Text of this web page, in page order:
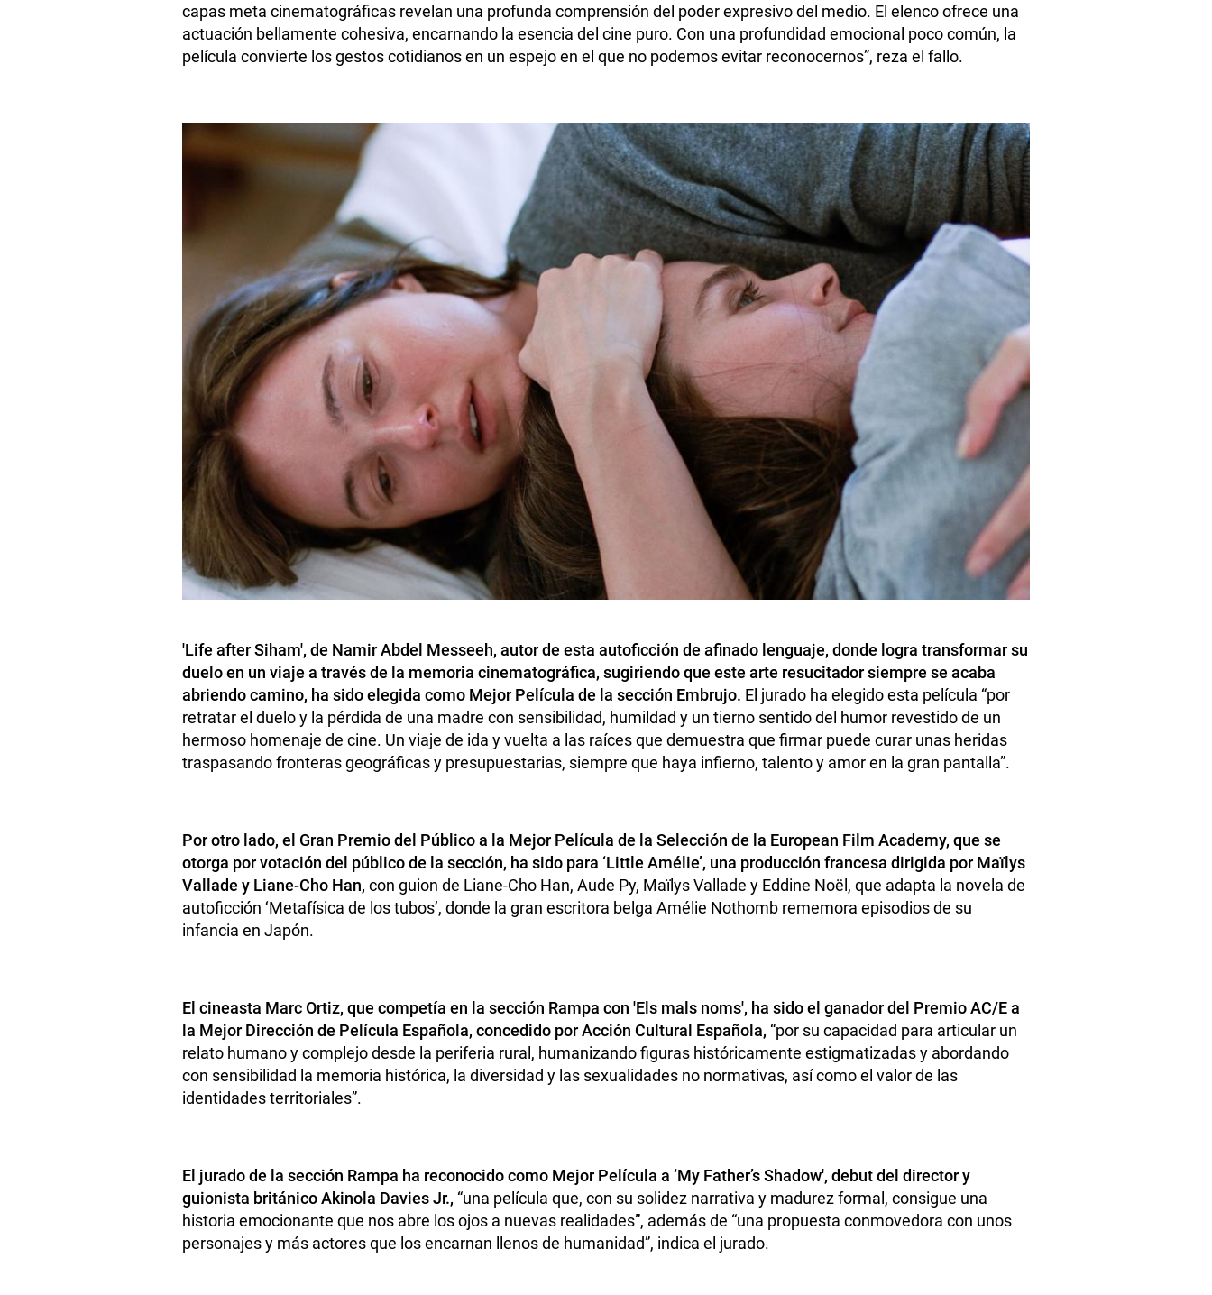
capas meta cinematográficas revelan una profunda comprensión del poder expresivo del medio. El elenco ofrece una
actuación bellamente cohesiva, encarnando la esencia del cine puro. Con una profundidad emocional poco común, la
película convierte los gestos cotidianos en un espejo en el que no podemos evitar reconocernos”, reza el fallo.
'Life after Siham', de Namir Abdel Messeeh, autor de esta autoficción de afinado lenguaje, donde logra transformar su
duelo en un viaje a través de la memoria cinematográfica, sugiriendo que este arte resucitador siempre se acaba
abriendo camino, ha sido elegida como Mejor Película de la sección Embrujo. El jurado ha elegido esta película “por
retratar el duelo y la pérdida de una madre con sensibilidad, humildad y un tierno sentido del humor revestido de un
hermoso homenaje de cine. Un viaje de ida y vuelta a las raíces que demuestra que firmar puede curar unas heridas
traspasando fronteras geográficas y presupuestarias, siempre que haya infierno, talento y amor en la gran pantalla”.
Por otro lado, el Gran Premio del Público a la Mejor Película de la Selección de la European Film Academy, que se
otorga por votación del público de la sección, ha sido para ‘Little Amélie’, una producción francesa dirigida por Maïlys
Vallade y Liane-Cho Han, con guion de Liane-Cho Han, Aude Py, Maïlys Vallade y Eddine Noël, que adapta la novela de
autoficción ‘Metafísica de los tubos’, donde la gran escritora belga Amélie Nothomb rememora episodios de su
infancia en Japón.
El cineasta Marc Ortiz, que competía en la sección Rampa con 'Els mals noms', ha sido el ganador del Premio AC/E a
la Mejor Dirección de Película Española, concedido por Acción Cultural Española, “por su capacidad para articular un
relato humano y complejo desde la periferia rural, humanizando figuras históricamente estigmatizadas y abordando
con sensibilidad la memoria histórica, la diversidad y las sexualidades no normativas, así como el valor de las
identidades territoriales”.
El jurado de la sección Rampa ha reconocido como Mejor Película a ‘My Father’s Shadow', debut del director y
guionista británico Akinola Davies Jr., “una película que, con su solidez narrativa y madurez formal, consigue una
historia emocionante que nos abre los ojos a nuevas realidades”, además de “una propuesta conmovedora con unos
personajes y más actores que los encarnan llenos de humanidad”, indica el jurado.